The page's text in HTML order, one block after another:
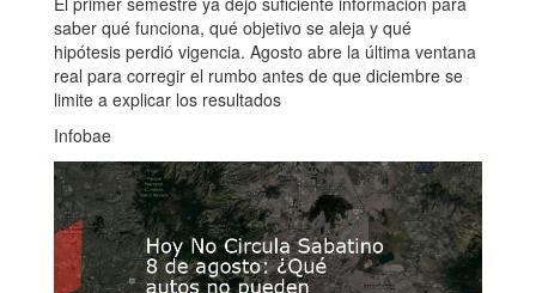
saber qué funciona, qué objetivo se aleja y qué
hipótesis perdió vigencia. Agosto abre la última ventana
real para corregir el rumbo antes de que diciembre se
limite a explicar los resultados
Infobae